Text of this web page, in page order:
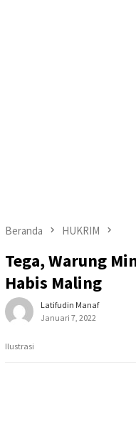
Beranda HUKRIM
Tega, Warung
Habis Maling
Latifudin Manaf
Januari 7, 2022
Ilustrasi